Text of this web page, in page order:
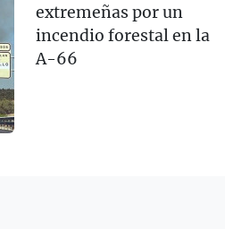
extremeñas por un
incendio forestal en la
A-66